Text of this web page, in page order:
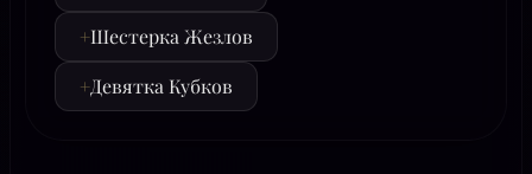
+Шестерка Жезлов
+Девятка Кубков